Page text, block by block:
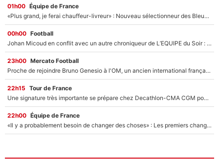
01h00 Équipe de France
«Plus grand, je ferai chauffeur-livreur» : Nouveau sélectionneur des Bleus, Zinédine Zidane s’était imaginé un avenir très différent lorsqu'il était enfant
00h00 Football
Johan Micoud en conflit avec un autre chroniqueur de L’EQUIPE du Soir : «Pendant un moment, je ne les ai pas remis ensemble dans l'émission»
23h00 Mercato Football
Proche de rejoindre Bruno Genesio à l'OM, un ancien international français va finalement débarquer... sur RMC !
22h15 Tour de France
Une signature très importante se prépare chez Decathlon-CMA CGM pour aider Paul Seixas à gagner le Tour de France 2027
22h00 Équipe de France
«Il y a probablement besoin de changer des choses» : Les premiers changements de Zinedine Zidane en équipe de France sont révélés ?